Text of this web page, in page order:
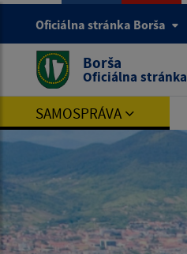
Oficiálna stránka Borša
Borša
Oficiálna stránka
SAMOSPRÁVA